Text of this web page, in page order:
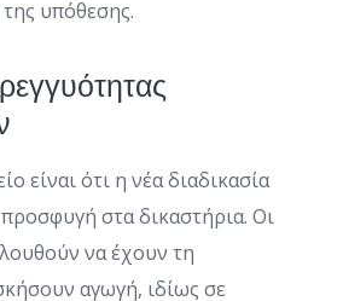
υπόθεσης.
είναι ότι η νέα διαδικασία
στα δικαστήρια. Οι
να έχουν τη
αγωγή, ιδίως σε